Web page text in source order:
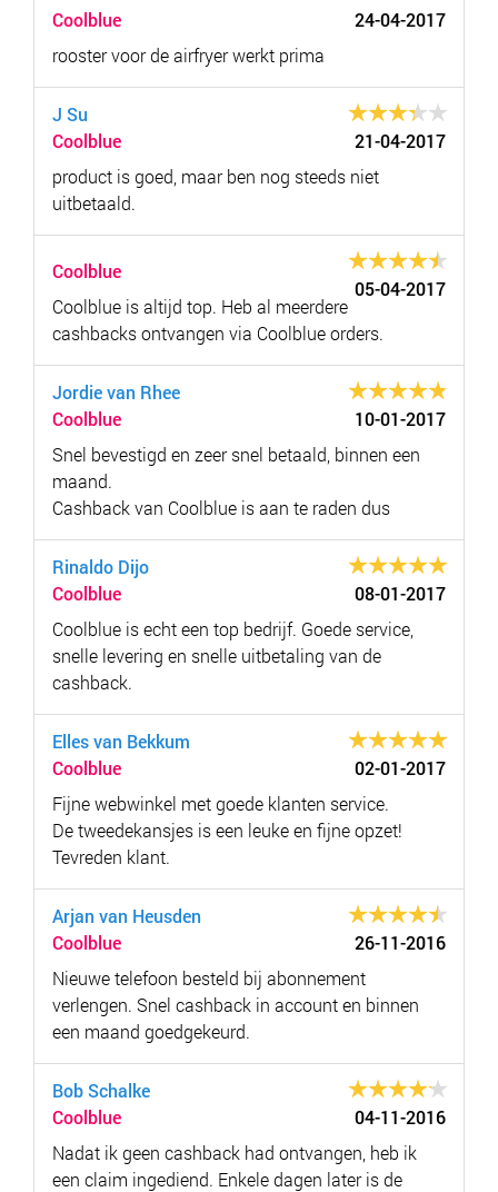
Coolblue
24-04-2017
rooster voor de airfryer werkt prima
J Su
Coolblue
21-04-2017
product is goed, maar ben nog steeds niet
uitbetaald.
Coolblue
05-04-2017
Coolblue is altijd top. Heb al meerdere
cashbacks ontvangen via Coolblue orders.
Jordie van Rhee
Coolblue
10-01-2017
Snel bevestigd en zeer snel betaald, binnen een
maand.
Cashback van Coolblue is aan te raden dus
Rinaldo Dijo
Coolblue
08-01-2017
Coolblue is echt een top bedrijf. Goede service,
snelle levering en snelle uitbetaling van de
cashback.
Elles van Bekkum
Coolblue
02-01-2017
Fijne webwinkel met goede klanten service.
De tweedekansjes is een leuke en fijne opzet!
Tevreden klant.
Arjan van Heusden
Coolblue
26-11-2016
Nieuwe telefoon besteld bij abonnement
verlengen. Snel cashback in account en binnen
een maand goedgekeurd.
Bob Schalke
Coolblue
04-11-2016
Nadat ik geen cashback had ontvangen, heb ik
een claim ingediend. Enkele dagen later is de